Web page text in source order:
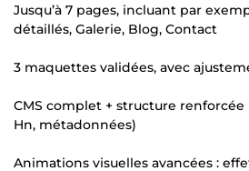
Jusqu’à 7 pages, incluant par
détaillés, Galerie, Blog, Contact
3 maquettes validées, avec
CMS complet + structure renforcée
Hn, métadonnées)
Animations visuelles avancées :